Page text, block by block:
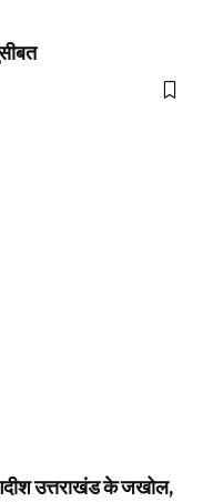
उत्तराखंड के जखोल,